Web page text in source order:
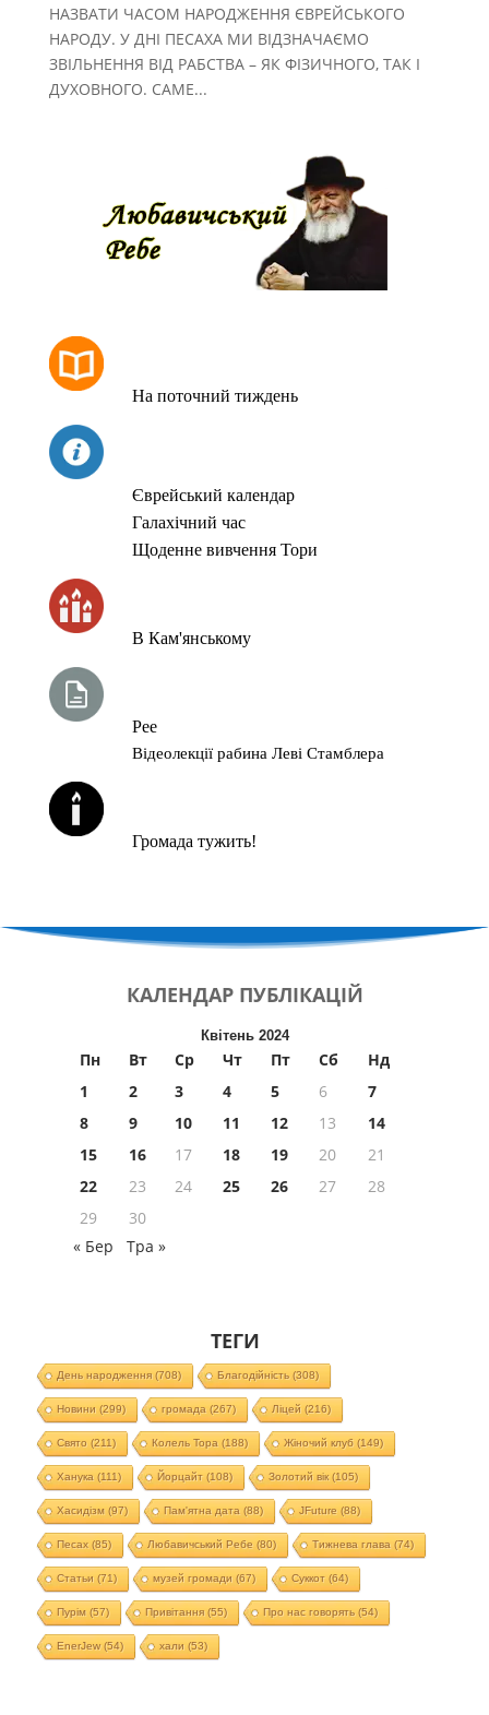
НАЗВАТИ ЧАСОМ НАРОДЖЕННЯ ЄВРЕЙСЬКОГО
НАРОДУ. У ДНІ ПЕСАХА МИ ВІДЗНАЧАЄМО
ЗВІЛЬНЕННЯ ВІД РАБСТВА – ЯК ФІЗИЧНОГО, ТАК І
ДУХОВНОГО. САМЕ...
На поточний тиждень
Єврейський календар
Галахічний час
Щоденне вивчення Тори
В Кам'янському
Рее
Відеолекції рабина Леві Стамблера
Громада тужить!
КАЛЕНДАР ПУБЛІКАЦІЙ
Квітень 2024
Пн Вт Ср Чт Пт Сб
Нд
1
2 3 4 5 6
7
8
9 10 11 12 13
14
15
16 17 18 19 20
21
22
23 24 25 26 27
28
29
30
« Бер
Тра »
ТЕГИ
День народження(708) Благодійність (308)
Новини (299) громада (267) Ліцей (216)
Свято (211) Колель Тора (188) Жіночий клуб (149)
Ханука (111) Йорцайт (108) Золотий вік(105)
Хасидізм (97) Пам'ятна дата (88) JFuture (88)
Песах(85) Любавичський Ребе (80) Тижнева глава (74)
Статьи (71) музей громади (67) Суккот (64)
Пурім (57) Привітання(55) Про нас говорять (54)
EnerJew(54) хали (53)